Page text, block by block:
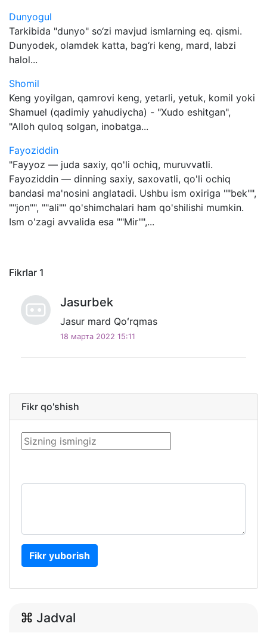
Dunyogul
Tarkibida "dunyo" so‘zi mavjud ismlarning eq. qismi.
Dunyodek, olamdek katta, bag‘ri keng, mard, labzi
halol...
Shomil
Keng yoyilgan, qamrovi keng, yetarli, yetuk, komil yoki
Shamuel (qadimiy yahudiycha) - "Xudo eshitgan",
"Alloh quloq solgan, inobatga...
Fayoziddin
"Fayyoz — juda saxiy, qo'li ochiq, muruvvatli.
Fayoziddin — dinning saxiy, saxovatli, qo'li ochiq
bandasi ma'nosini anglatadi. Ushbu ism oxiriga ""bek"",
""jon"", ""ali"" qo'shimchalari ham qo'shilishi mumkin.
Ism o'zagi avvalida esa ""Mir"",...
Fikrlar 1
Jasurbek
Jasur mard Qoʻrqmas
18 марта 2022 15:11
Fikr qo'shish
Fikr yuborish
Jadval